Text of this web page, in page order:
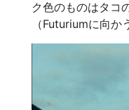
ク色のものはタコ
（Futuriumに向か